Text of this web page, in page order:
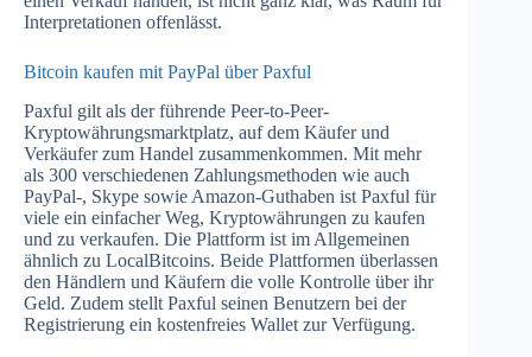
Interpretationen offenlässt.
Bitcoin kaufen mit PayPal über Paxful
Paxful gilt als der führende Peer-to-Peer-
Kryptowährungsmarktplatz, auf dem Käufer und
Verkäufer zum Handel zusammenkommen. Mit mehr
als 300 verschiedenen Zahlungsmethoden wie auch
PayPal-, Skype sowie Amazon-Guthaben ist Paxful für
viele ein einfacher Weg, Kryptowährungen zu kaufen
und zu verkaufen. Die Plattform ist im Allgemeinen
ähnlich zu LocalBitcoins. Beide Plattformen überlassen
den Händlern und Käufern die volle Kontrolle über ihr
Geld. Zudem stellt Paxful seinen Benutzern bei der
Registrierung ein kostenfreies Wallet zur Verfügung.